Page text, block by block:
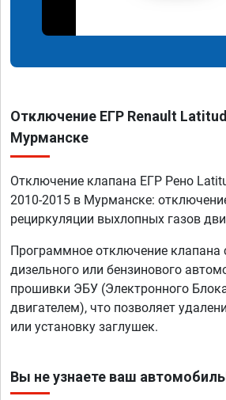
Отключение ЕГР Renault
Мурманске
Отключение клапана ЕГР Рено
2010-2015 в Мурманске:
рециркуляции выхлопных газов
Программное отключение клапана
дизельного или бензинового
прошивки ЭБУ (Электронного
двигателем), что позволяет
или установку заглушек.
Вы не узнаете ваш